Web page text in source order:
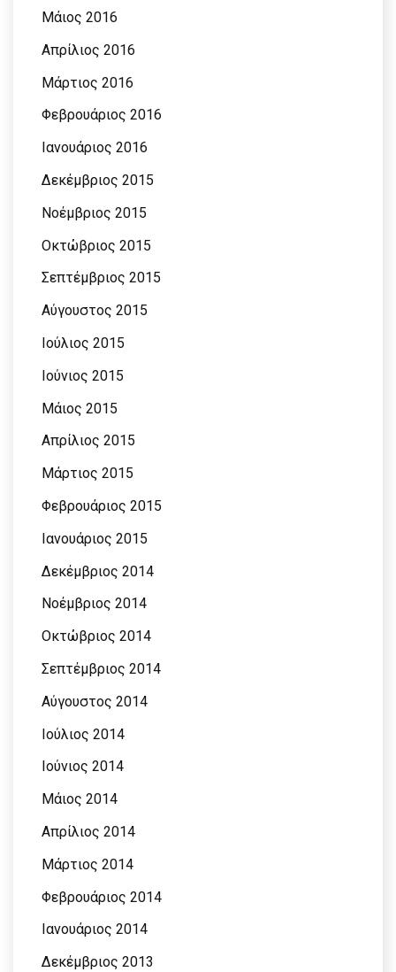
Μάιος 2016
Απρίλιος 2016
Μάρτιος 2016
Φεβρουάριος 2016
Ιανουάριος 2016
Δεκέμβριος 2015
Νοέμβριος 2015
Οκτώβριος 2015
Σεπτέμβριος 2015
Αύγουστος 2015
Ιούλιος 2015
Ιούνιος 2015
Μάιος 2015
Απρίλιος 2015
Μάρτιος 2015
Φεβρουάριος 2015
Ιανουάριος 2015
Δεκέμβριος 2014
Νοέμβριος 2014
Οκτώβριος 2014
Σεπτέμβριος 2014
Αύγουστος 2014
Ιούλιος 2014
Ιούνιος 2014
Μάιος 2014
Απρίλιος 2014
Μάρτιος 2014
Φεβρουάριος 2014
Ιανουάριος 2014
Δεκέμβριος 2013